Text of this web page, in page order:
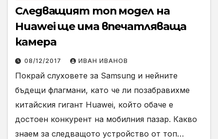
Следващият топ модел на
Huawei ще има впечатляваща
камера
08/12/2017 ИВАН ИВАНОВ
Покрай слуховете за Samsung и нейните
бъдещи флагмани, като че ли позабравихме
китайския гигант Huawei, който обаче е
достоен конкурент на мобилния пазар. Какво
знаем за следващото устройство от топ…